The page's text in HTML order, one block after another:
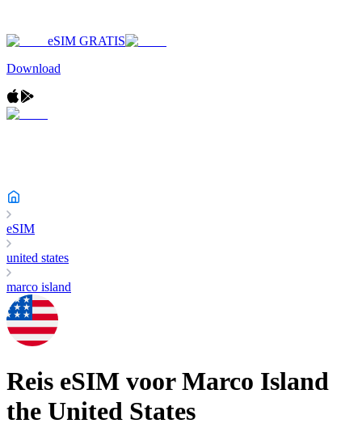
eSIM GRATIS
Download
eSIM
united states
marco island
Reis eSIM voor Marco Island
the United States